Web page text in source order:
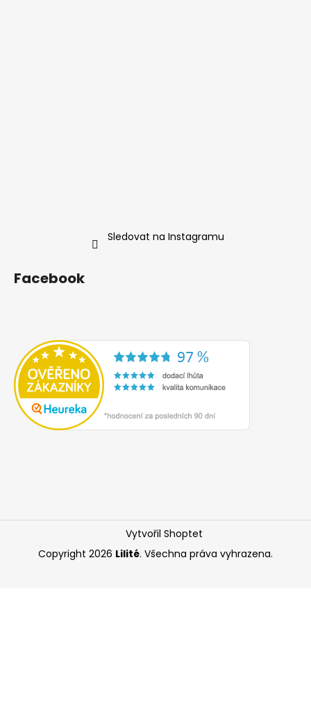
Sledovat na Instagramu
Facebook
Vytvořil Shoptet
Copyright 2026 Lilité. Všechna práva vyhrazena.